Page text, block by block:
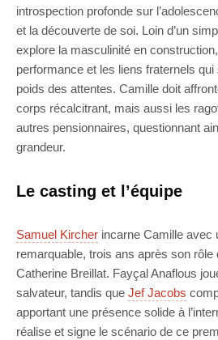
introspection profonde sur
et la découverte de soi. Loin d’un
explore la masculinité en
performance et les liens fraternels
poids des attentes. Camille doit
corps récalcitrant, mais aussi les
autres pensionnaires, questionnant
grandeur.
Le casting et l’équipe
Samuel Kircher incarne Camille avec
remarquable, trois ans après son rôle
Catherine Breillat. Fayçal Anaflous
salvateur, tandis que Jef Jacobs
apportant une présence solide à
réalise et signe le scénario de ce